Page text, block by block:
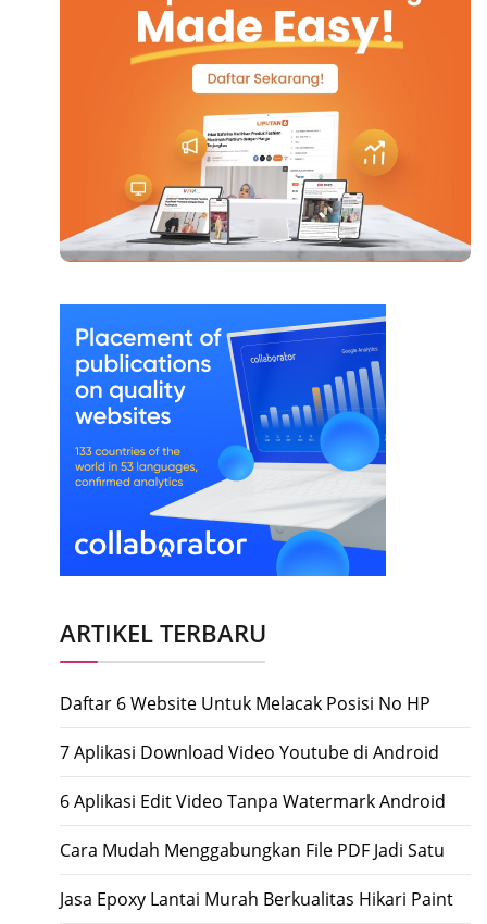
ARTIKEL TERBARU
Daftar 6 Website Untuk Melacak Posisi No HP
7 Aplikasi Download Video Youtube di Android
6 Aplikasi Edit Video Tanpa Watermark Android
Cara Mudah Menggabungkan File PDF Jadi Satu
Jasa Epoxy Lantai Murah Berkualitas Hikari Paint